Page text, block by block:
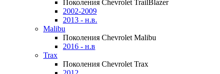
Поколения Chevrolet TrailBlazer
2002-2009
2013 - н.в.
Malibu
Поколения Chevrolet Malibu
2016 - н.в
Trax
Поколения Chevrolet Trax